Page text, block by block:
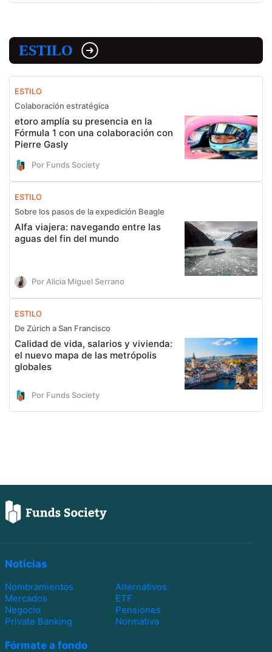
ESTILO
ESTILO
Colaboración estratégica
etoro amplía su presencia en la
Fórmula 1 con una colaboración con
Pierre Gasly
Por Funds Society
ESTILO
Sobre los pasos de la expedición Beagle
Alfa viajera: navegando entre las
aguas del fin del mundo
Por Alicia Miguel Serrano
ESTILO
De Zúrich a San Francisco
Calidad de vida, salarios y vivienda:
el nuevo mapa de las metrópolis
globales
Por Funds Society
Noticias
Nombramientos
Alternativos
Mercados
ETF
Negocio
Pensiones
Private Banking
Normativa
Fórmate a fondo